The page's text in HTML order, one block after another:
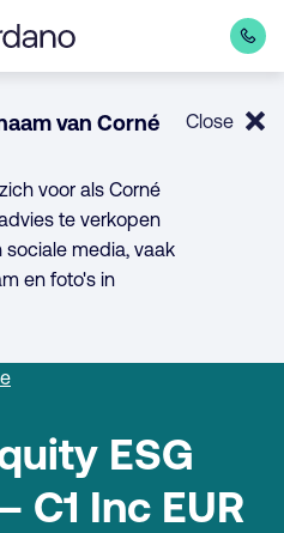
van Corné
voor als Corné
te verkopen
media, vaak
en foto's in
Close
ESG
C1 Inc EUR